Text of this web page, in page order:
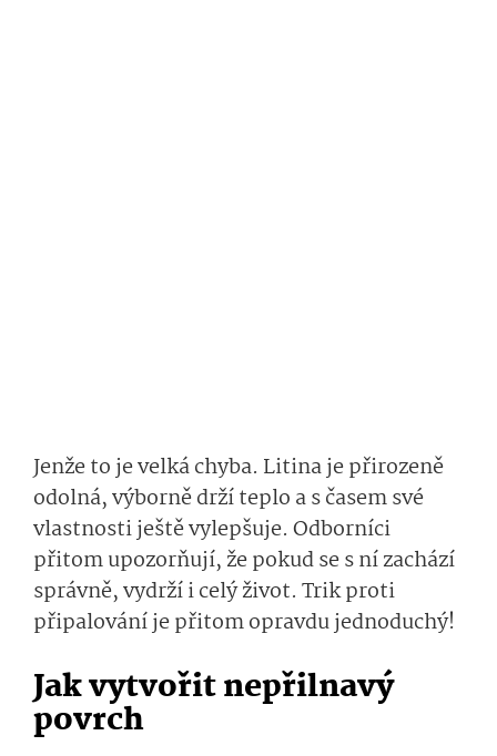
Jenže to je velká chyba. Litina je přirozeně
odolná, výborně drží teplo a s časem své
vlastnosti ještě vylepšuje. Odborníci
přitom upozorňují, že pokud se s ní zachází
správně, vydrží i celý život. Trik proti
připalování je přitom opravdu jednoduchý!
Jak vytvořit nepřilnavý
povrch